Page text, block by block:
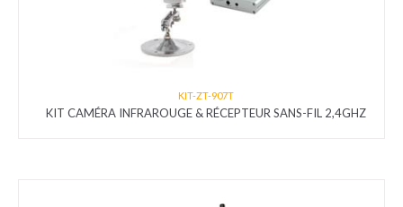
KIT-ZT-907T
KIT CAMÉRA INFRAROUGE & RÉCEPTEUR SANS-FIL 2,4GHZ